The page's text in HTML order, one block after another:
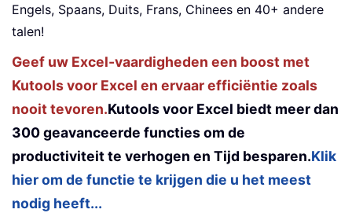
Engels, Spaans, Duits, Frans, Chinees en 40+ andere
talen!
Geef uw Excel-vaardigheden een boost met
Kutools voor Excel en ervaar efficiëntie zoals
nooit tevoren.Kutools voor Excel biedt meer dan
300 geavanceerde functies om de
productiviteit te verhogen en Tijd besparen.Klik
hier om de functie te krijgen die u het meest
nodig heeft...